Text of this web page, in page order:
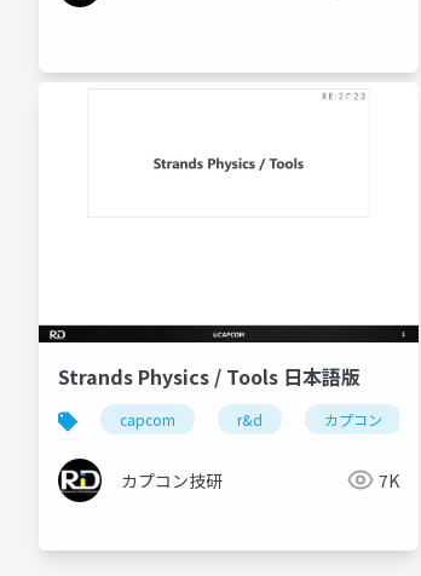
Strands Physics / Tools 日本語版
capcom r&d カプコン
カプコン技研 7K